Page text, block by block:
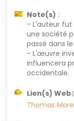
Note(s) :
- L'auteur fut
une société
passé dans
- L'œuvre
influencera
occidentale.
Lien(s) Web
Thomas